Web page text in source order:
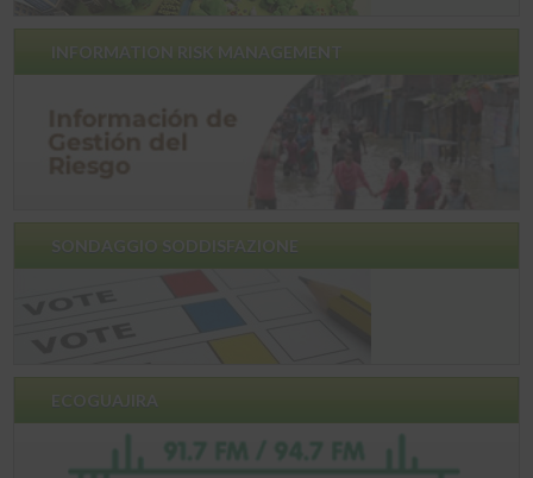
INFORMATION RISK MANAGEMENT
SONDAGGIO SODDISFAZIONE
ECOGUAJIRA